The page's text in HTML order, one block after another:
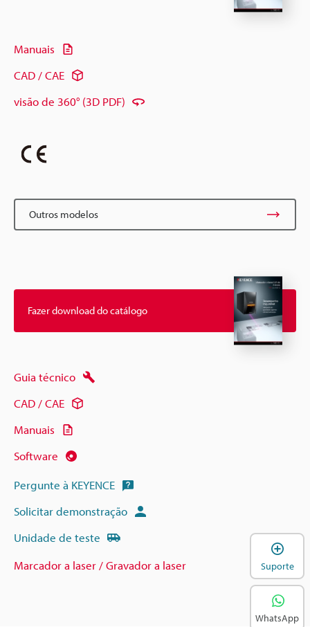
Manuais
CAD / CAE
visão de 360° (3D PDF)
Outros modelos
Fazer download do catálogo
Guia técnico
CAD / CAE
Manuais
Software
Pergunte à KEYENCE
Solicitar demonstração
Unidade de teste
Marcador a laser / Gravador a laser
Suporte
WhatsApp